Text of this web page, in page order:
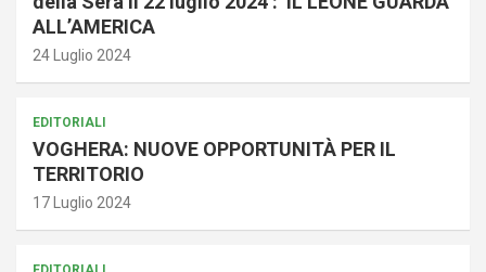
ALL’AMERICA
24 Luglio 2024
EDITORIALI
VOGHERA: NUOVE OPPORTUNITÀ PER IL
TERRITORIO
17 Luglio 2024